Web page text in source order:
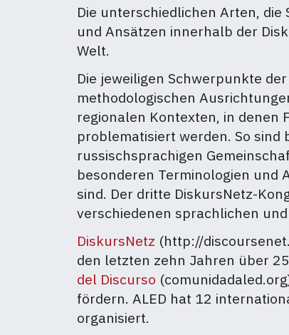
Die unterschiedlichen Arten,
und Ansätzen innerhalb der
Welt.
Die jeweiligen Schwerpunkte
methodologischen
regionalen Kontexten, in denen
problematisiert werden. So sind
russischsprachigen
besonderen Terminologien und
sind. Der dritte DiskursNetz-
verschiedenen sprachlichen
DiskursNetz (http://
den letzten zehn Jahren über
del Discurso
fördern. ALED hat 12
organisiert.